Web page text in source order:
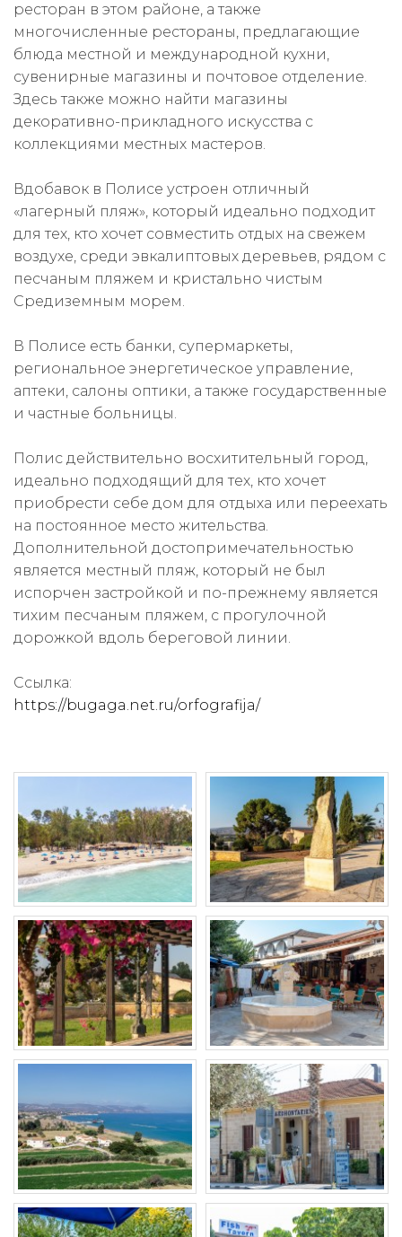
ресторан в этом районе, а также
многочисленные рестораны, предлагающие
блюда местной и международной кухни,
сувенирные магазины и почтовое отделение.
Здесь также можно найти магазины
декоративно-прикладного искусства с
коллекциями местных мастеров.
Вдобавок в Полисе устроен отличный
«лагерный пляж», который идеально подходит
для тех, кто хочет совместить отдых на свежем
воздухе, среди эвкалиптовых деревьев, рядом с
песчаным пляжем и кристально чистым
Средиземным морем.
В Полисе есть банки, супермаркеты,
региональное энергетическое управление,
аптеки, салоны оптики, а также государственные
и частные больницы.
Полис действительно восхитительный город,
идеально подходящий для тех, кто хочет
приобрести себе дом для отдыха или переехать
на постоянное место жительства.
Дополнительной достопримечательностью
является местный пляж, который не был
испорчен застройкой и по-прежнему является
тихим песчаным пляжем, с прогулочной
дорожкой вдоль береговой линии.
Ссылка:
https://bugaga.net.ru/orfografija/